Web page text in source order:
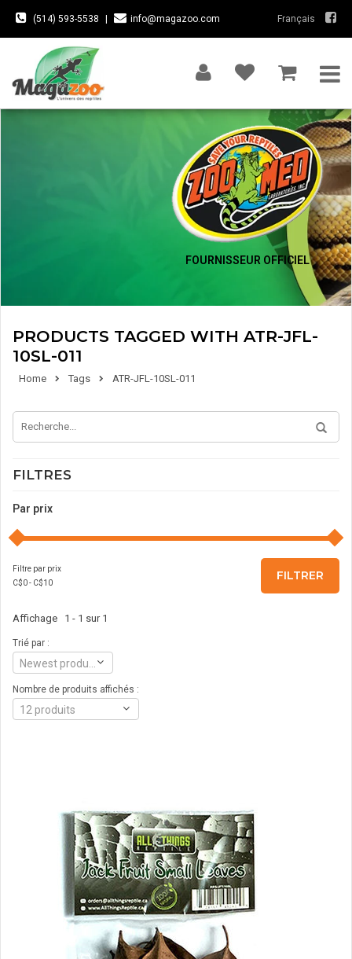
(514) 593-5538 info@magazoo.com Français
FOURNISSEUR OFFICIEL
PRODUCTS TAGGED WITH ATR-JFL-
10SL-011
Home Tags ATR-JFL-10SL-011
FILTRES
Par prix
Filtre par prix
C$0- C$10
FILTRER
Affichage 1 - 1 sur 1
Trié par :
Nombre de produits affichés :
12 produits